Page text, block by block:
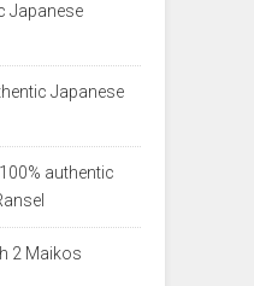
Japanese
Japanese
100% authentic
2 Maikos